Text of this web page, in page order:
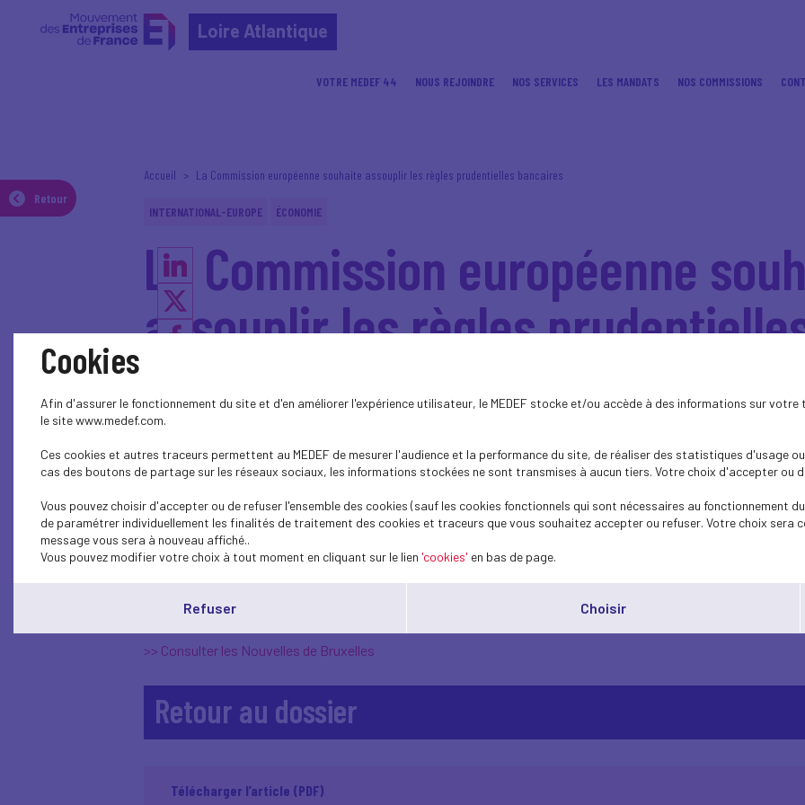
Loire Atlantique
VOTRE MEDEF 44 NOUS REJOINDRE NOS SERVICES LES MANDATS NOS COMMISSIONS
Retour
Accueil La Commission européenne souhaite assouplir les règles prudentielles bancaires
INTERNATIONAL-EUROPE ÉCONOMIE
La Commission européenne
assouplir les règles
comptables afin de libérer des capitaux pour faciliter le crédit sans
bancaire pour que les établissements de crédit puissent continuer à
« En 2007, les banques faisaient partie du problème ; maintenant, elles font partie de la solution
», selon le
mesures doivent encore être adoptées par le Parlement européen et le Conseil de l’UE. La BCE avait déjà
Ces mesures sont censées offrir au secteur une marge de manoeuvre plus large pour accorder des crédits
économiques de l'épidémie de coronavirus.
>> Consulter les Nouvelles de Bruxelles
Retour au dossier
Télécharger l’article (PDF)
Cookies
Afin d'assurer le fonctionnement du site et d'en améliorer l'expérience utilisateur, le MEDEF stocke et/ou accède à des informations sur
le site www.medef.com.
Ces cookies et autres traceurs permettent au MEDEF de mesurer l'audience et la performance du site, de réaliser des statistiques d'usage
cas des boutons de partage sur les réseaux sociaux, les informations stockées ne sont transmises à aucun tiers. Votre choix d'accepter
Vous pouvez choisir d'accepter ou de refuser l'ensemble des cookies (sauf les cookies fonctionnels qui sont nécessaires au fonctionnement
de paramétrer individuellement les finalités de traitement des cookies et traceurs que vous souhaitez accepter ou refuser. Votre choix sera
message vous sera à nouveau affiché..
Vous pouvez modifier votre choix à tout moment en cliquant sur le lien 'cookies' en bas de page.
Refuser Choisir